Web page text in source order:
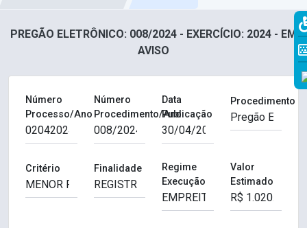
PREGÃO ELETRÔNICO: 008/2024 - EXERCÍCIO: 2024 - EM
AVISO
Número
Processo/Ano
Número
Procedimento/Ano
Data
Publicação
Procedimento
Critério Finalidade
Regime
Execução
Valor
Estimado